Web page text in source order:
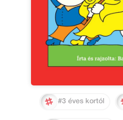
#3 éves kortól